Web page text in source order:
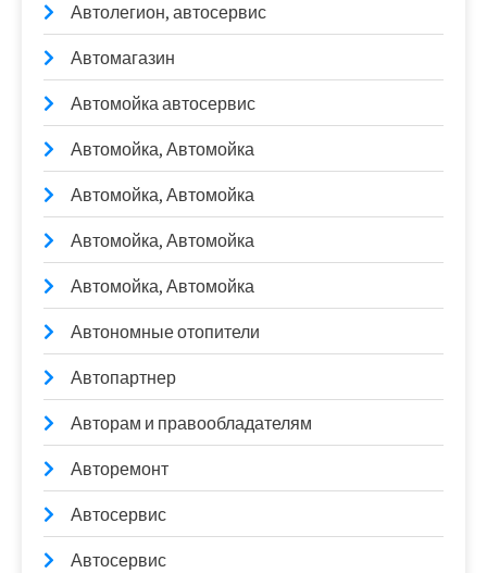
Автолегион, автосервис
Автомагазин
Автомойка автосервис
Автомойка, Автомойка
Автомойка, Автомойка
Автомойка, Автомойка
Автомойка, Автомойка
Автономные отопители
Автопартнер
Авторам и правообладателям
Авторемонт
Автосервис
Автосервис